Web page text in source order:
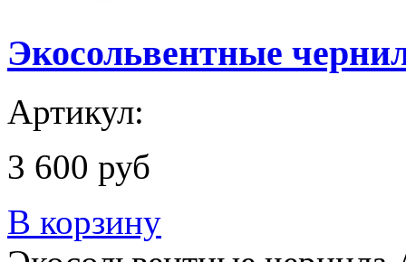
Экосольвентные
Артикул:
3 600 руб
В корзину